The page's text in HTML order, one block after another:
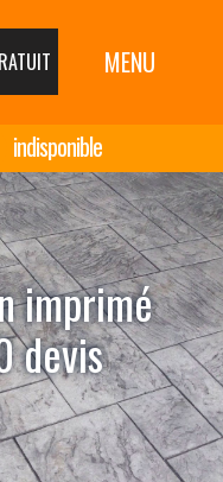
MENU
indisponible
imprimé
devis